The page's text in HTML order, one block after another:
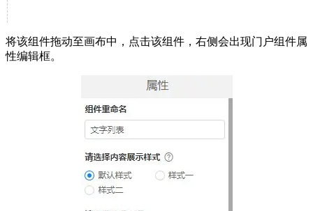
将该组件拖动至画布中，点击该组件，右侧会出现门户组件属
性编辑框。